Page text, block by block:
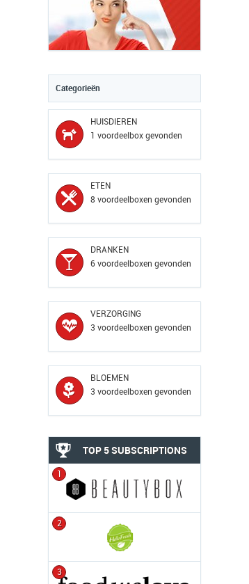
Categorieën
HUISDIEREN
1 voordeelbox gevonden
ETEN
8 voordeelboxen gevonden
DRANKEN
6 voordeelboxen gevonden
VERZORGING
3 voordeelboxen gevonden
BLOEMEN
3 voordeelboxen gevonden
TOP 5 SUBSCRIPTIONS
1
2
3